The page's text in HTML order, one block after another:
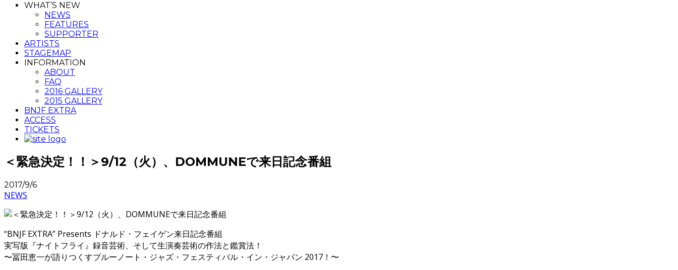
WHAT’S NEW
NEWS
FEATURES
SUPPORTER
ARTISTS
STAGEMAP
INFORMATION
ABOUT
FAQ
2016 GALLERY
2015 GALLERY
BNJF EXTRA
ACCESS
TICKETS
＜緊急決定！！＞9/12（火）、DOMMUNEで来日記念番組
2017/9/6
NEWS
“BNJF EXTRA” Presents ドナルド・フェイゲン来日記念番組
実写版『ナイトフライ』録音芸術、そして生演奏芸術の作法と鑑賞法！
〜冨田恵一が語りつくすブルーノート・ジャズ・フェスティバル・イン・ジャパン 2017！〜